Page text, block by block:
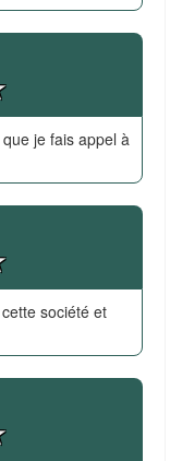
je fais appel à
société et